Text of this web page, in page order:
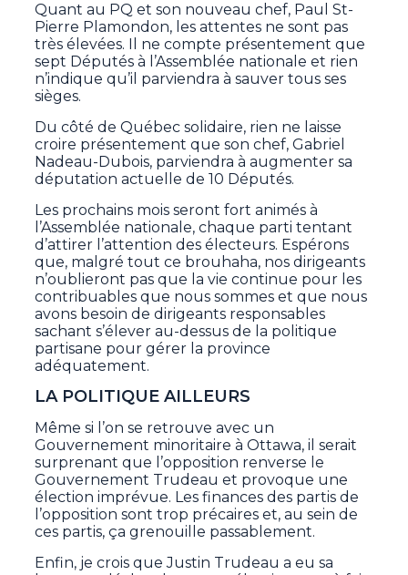
Quant au PQ et son nouveau chef, Paul St-
Pierre Plamondon, les attentes ne sont pas
très élevées. Il ne compte présentement que
sept Députés à l’Assemblée nationale et rien
n’indique qu’il parviendra à sauver tous ses
sièges.
Du côté de Québec solidaire, rien ne laisse
croire présentement que son chef, Gabriel
Nadeau-Dubois, parviendra à augmenter sa
députation actuelle de 10 Députés.
Les prochains mois seront fort animés à
l’Assemblée nationale, chaque parti tentant
d’attirer l’attention des électeurs. Espérons
que, malgré tout ce brouhaha, nos dirigeants
n’oublieront pas que la vie continue pour les
contribuables que nous sommes et que nous
avons besoin de dirigeants responsables
sachant s’élever au-dessus de la politique
partisane pour gérer la province
adéquatement.
LA POLITIQUE AILLEURS
Même si l’on se retrouve avec un
Gouvernement minoritaire à Ottawa, il serait
surprenant que l’opposition renverse le
Gouvernement Trudeau et provoque une
élection imprévue. Les finances des partis de
l’opposition sont trop précaires et, au sein de
ces partis, ça grenouille passablement.
Enfin, je crois que Justin Trudeau a eu sa